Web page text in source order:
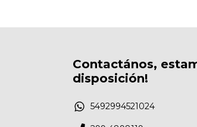
Contactános,
disposición!
5492994521024